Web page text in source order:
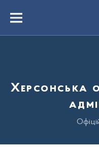
вмістуMenu
Херсонська